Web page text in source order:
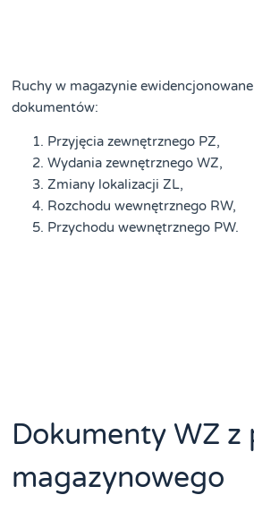
Ruchy w magazynie
dokumentów:
Przyjęcia zewnętrznego PZ,
Wydania zewnętrznego WZ,
Zmiany lokalizacji ZL,
Rozchodu wewnętrznego RW,
Przychodu wewnętrznego PW.
Dokumenty WZ z
magazynowego